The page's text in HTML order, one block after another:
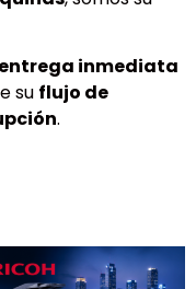
entrega inmediata
su flujo de
.